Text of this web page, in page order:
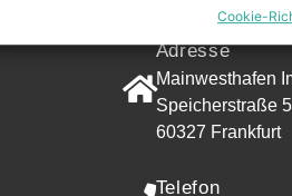
Cookie-
Adresse
Mainwesthafen
Speicherstraße 5
60327 Frankfurt
Telefon